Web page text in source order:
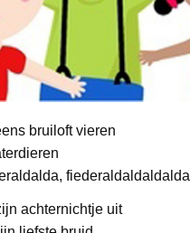
bruiloft vieren
fiederaldaldaldalda
achternichtje uit